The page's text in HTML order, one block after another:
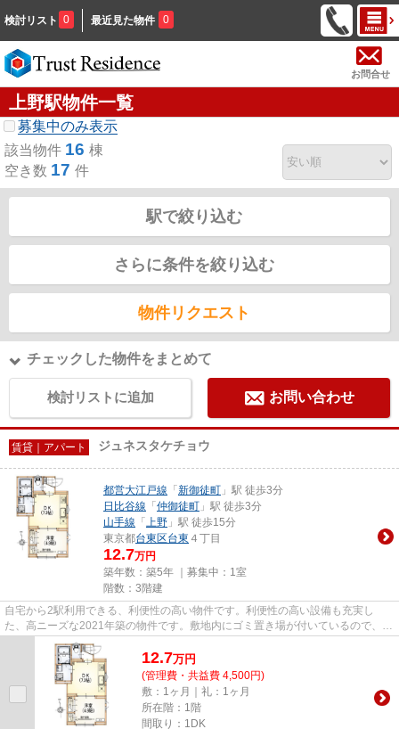
検討リスト 0 最近見た物件 0
お問合せ
上野駅物件一覧
募集中のみ表示
該当物件 16 棟
空き数 17 件
駅で絞り込む
さらに条件を絞り込む
物件リクエスト
チェックした物件をまとめて
検討リストに追加 お問い合わせ
賃貸｜アパート ジュネスタケチョウ
都営大江戸線 「 新御徒町 」駅 徒歩3分
日比谷線 「 仲御徒町 」駅 徒歩3分
山手線 「 上野 」駅 徒歩15分
東京都台東区台東 ４丁目
12.7万円
築年数：築5年 ｜募集中： 1室
階数：3階建
自宅から2駅利用できる、利便性の高い物件です。利便性の高い設備も充実し
た、高ニーズな2021年築の物件です。敷地内にゴミ置き場が付いているので、遠
くまで運ぶ必要がなくゴミ出しが...
12.7万円
(管理費・共益費 4,500円)
敷：1ヶ月｜礼：1ヶ月
所在階：1階
間取り：1DK